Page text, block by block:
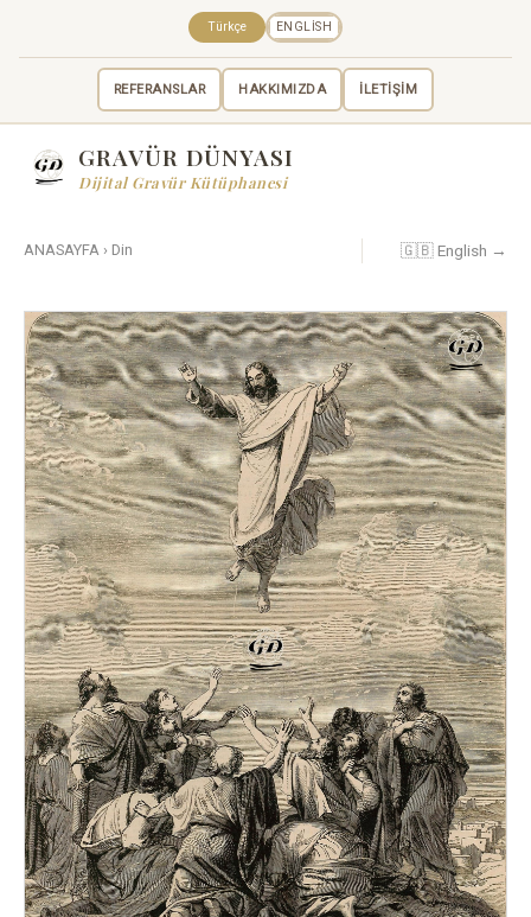
REFERANSLAR HAKKIMIZDA İLETİŞİM
Türkçe ENGLISH
GRAVÜR DÜNYASI
Dijital Gravür Kütüphanesi
ANASAYFA › Din 🇬🇧 English →